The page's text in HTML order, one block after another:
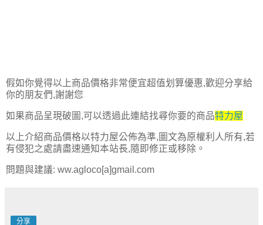
假如你覺得以上商品價格非常便宜超值划算優惠,歡迎分享給
你的朋友們,謝謝您
如果商品呈現破圖,可以透過此連結找尋你要的商品特力屋
以上介紹商品價格以特力屋公佈為準,圖文為原權利人所有,若
有侵犯之處請盡速通知本站長,隨即修正或移除。
問題與建議: ww.agloco[a]gmail.com
分享